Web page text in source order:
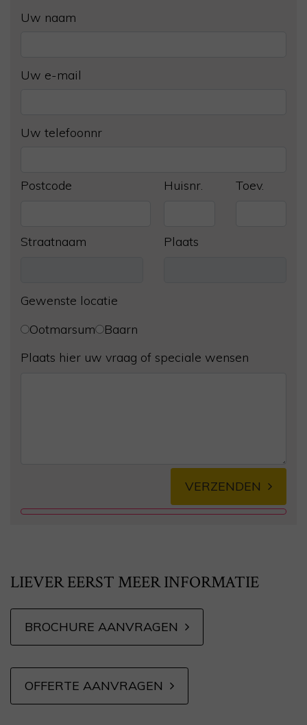
Uw naam
Uw e-mail
Uw telefoonnr
Postcode Huisnr. Toev.
Straatnaam Plaats
Gewenste locatie
Ootmarsum
Baarn
Plaats hier uw vraag of speciale wensen
VERZENDEN
LIEVER EERST MEER INFORMATIE
BROCHURE AANVRAGEN
OFFERTE AANVRAGEN